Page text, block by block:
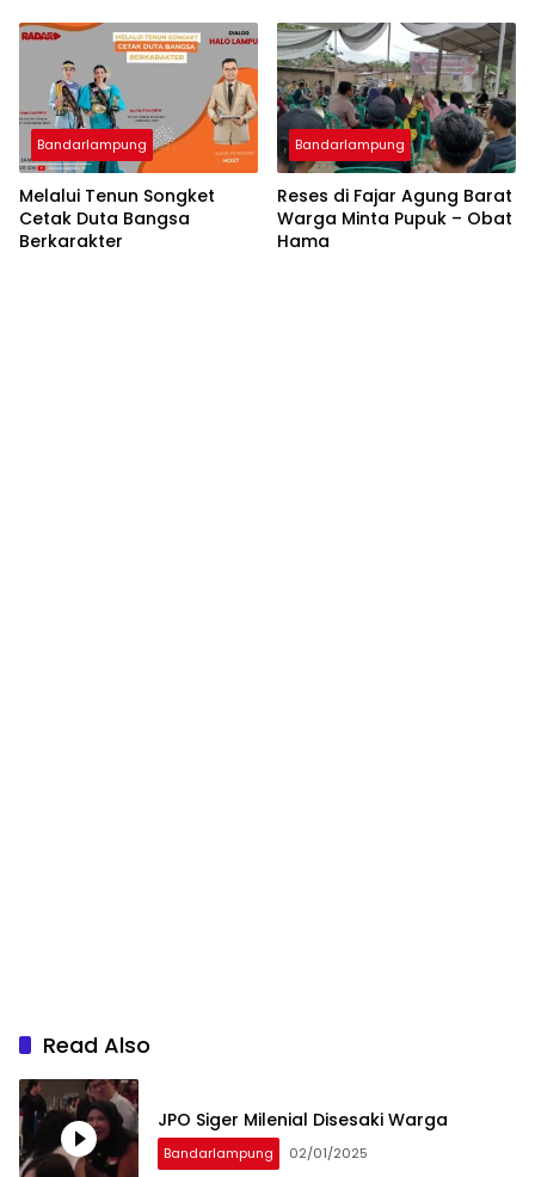
Bandarlampung
Melalui Tenun Songket
Cetak Duta Bangsa
Berkarakter
Bandarlampung
Reses di Fajar Agung Barat
Warga Minta Pupuk – Obat
Hama
Read Also
JPO Siger Milenial Disesaki Warga
Bandarlampung 02/01/2025